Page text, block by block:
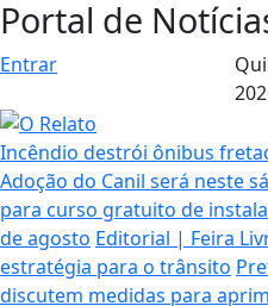
Portal de
Entrar
Incêndio destrói ônibus
Adoção do Canil será neste
para curso gratuito de
de agosto Editorial | Feira
estratégia para o trânsito
discutem medidas para